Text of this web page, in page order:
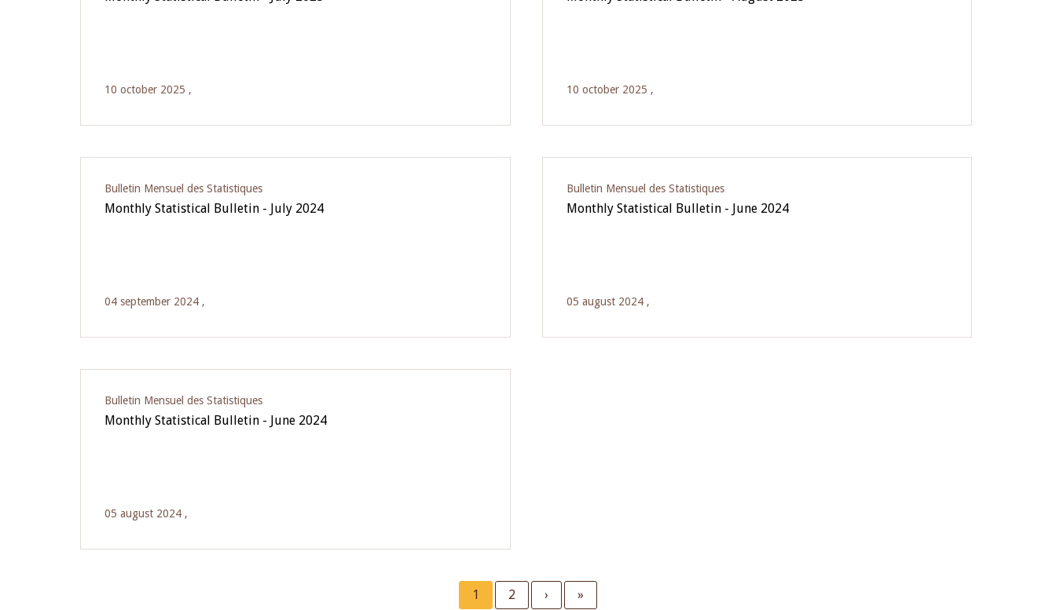
10 october 2025 , 10 october 2025 ,
Bulletin Mensuel des Statistiques
Monthly Statistical Bulletin - July 2024
04 september 2024 ,
Bulletin Mensuel des Statistiques
Monthly Statistical Bulletin - June 2024
05 august 2024 ,
Bulletin Mensuel des Statistiques
Monthly Statistical Bulletin - June 2024
05 august 2024 ,
Current
1 Page
2
Next
›
Last
»